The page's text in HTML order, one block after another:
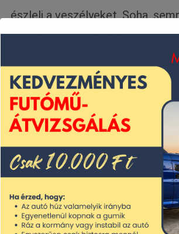
észleli a veszélyeket. Soha,
körülmények között ne ülj
megelőző 8 órában szeszt
Kapcsolat